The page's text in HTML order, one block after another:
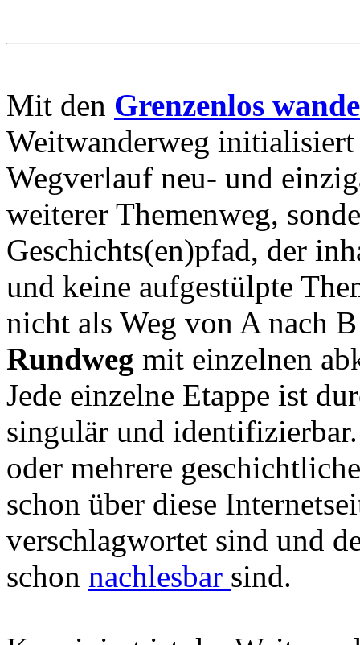
Mit den Grenzenlos
Weitwanderweg
Wegverlauf neu- und
weiterer Themenweg,
Geschichts(en)pfad, der
und keine aufgestülpte
nicht als Weg von A nach
Rundweg mit einzelnen
Jede einzelne Etappe ist
singulär und
oder mehrere
schon über diese
verschlagwortet sind und
schon nachlesbar sind.